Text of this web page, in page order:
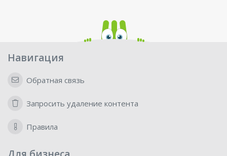
Навигация
Обратная связь
Запросить удаление контента
Правила